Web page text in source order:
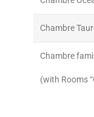
Chambre
Chambre
(with Rooms